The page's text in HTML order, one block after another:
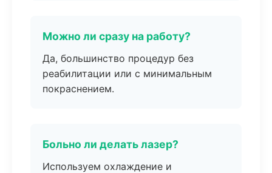
Можно ли сразу на работу?
Да, большинство процедур без
реабилитации или с минимальным
покраснением.
Больно ли делать лазер?
Используем охлаждение и